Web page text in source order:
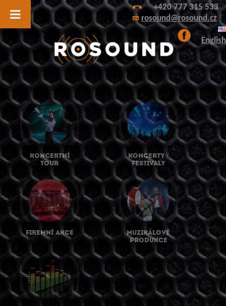
+420 777 315 533
rosound@rosound.cz
English
KONCERTNÍ
TOUR
KONCERTY /
FESTIVALY
FIREMNÍ AKCE
MUZIKÁLOVÉ
PRODUKCE